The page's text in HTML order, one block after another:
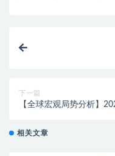
下一篇
【全球宏观局势分析】
相关文章